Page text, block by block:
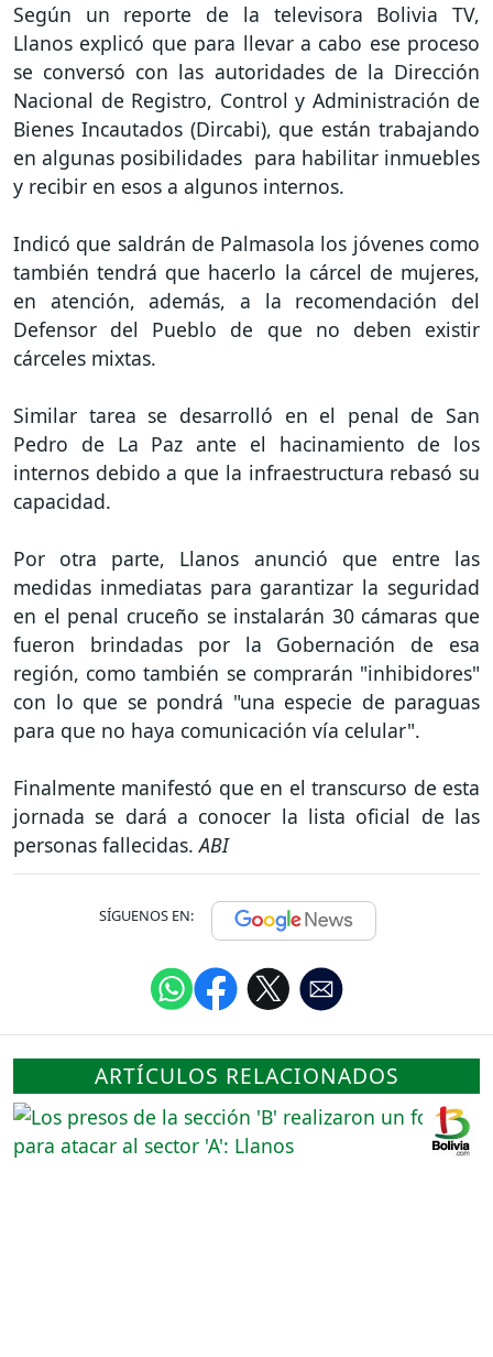
Según un reporte de la televisora Bolivia TV,
Llanos explicó que para llevar a cabo ese proceso
se conversó con las autoridades de la Dirección
Nacional de Registro, Control y Administración de
Bienes Incautados (Dircabi), que están trabajando
en algunas posibilidades para habilitar inmuebles
y recibir en esos a algunos internos.
Indicó que saldrán de Palmasola los jóvenes como
también tendrá que hacerlo la cárcel de mujeres,
en atención, además, a la recomendación del
Defensor del Pueblo de que no deben existir
cárceles mixtas.
Similar tarea se desarrolló en el penal de San
Pedro de La Paz ante el hacinamiento de los
internos debido a que la infraestructura rebasó su
capacidad.
Por otra parte, Llanos anunció que entre las
medidas inmediatas para garantizar la seguridad
en el penal cruceño se instalarán 30 cámaras que
fueron brindadas por la Gobernación de esa
región, como también se comprarán "inhibidores"
con lo que se pondrá "una especie de paraguas
para que no haya comunicación vía celular".
Finalmente manifestó que en el transcurso de esta
jornada se dará a conocer la lista oficial de las
personas fallecidas.ABI
SÍGUENOS EN:
ARTÍCULOS RELACIONADOS